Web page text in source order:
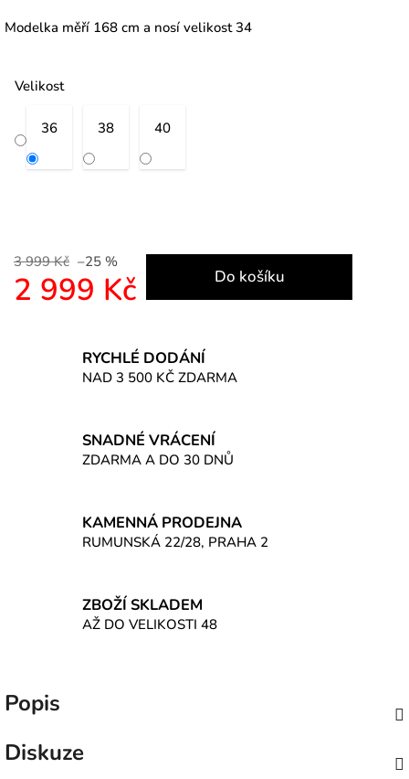
Modelka měří 168 cm a nosí velikost 34
Velikost
36 38 40
3 999 Kč –25 %
2 999 Kč Do košíku
RYCHLÉ DODÁNÍ
NAD 3 500 KČ ZDARMA
SNADNÉ VRÁCENÍ
ZDARMA A DO 30 DNŮ
KAMENNÁ PRODEJNA
RUMUNSKÁ 22/28, PRAHA 2
ZBOŽÍ SKLADEM
AŽ DO VELIKOSTI 48
Popis
Diskuze